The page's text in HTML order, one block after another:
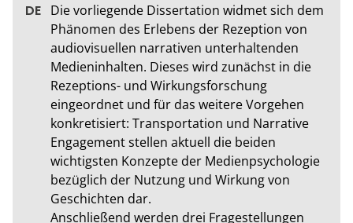
Die vorliegende Dissertation widmet sich dem
Phänomen des Erlebens der Rezeption von
audiovisuellen narrativen unterhaltenden
Medieninhalten. Dieses wird zunächst in die
Rezeptions- und Wirkungsforschung
eingeordnet und für das weitere Vorgehen
konkretisiert: Transportation und Narrative
Engagement stellen aktuell die beiden
wichtigsten Konzepte der Medienpsychologie
bezüglich der Nutzung und Wirkung von
Geschichten dar.
Anschließend werden drei Fragestellungen